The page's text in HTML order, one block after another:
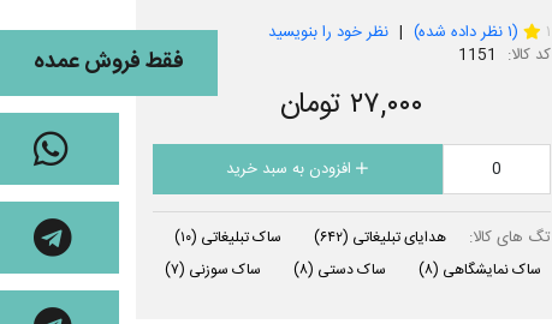
۱ (۱نظر داده شده) 1 نظر خود را بنویسید
کد کالا: 1151
۲۷,۰۰۰ تومان
افزودن به سبد خرید
تگ های کالا: هدایای تبلیغاتی (۶۴۲) ساک تبلیغاتی (۱۰)
ساک نمایشگاهی (۸) ساک دستی (۸) ساک سوزنی (۷)
فقط فروش عمده